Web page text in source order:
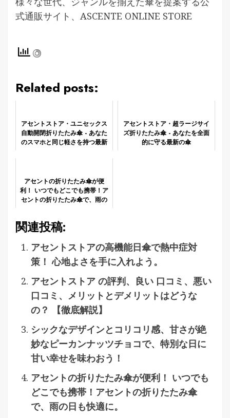
式通販サイト、ASCENTE ONLINE STORE
Related posts:
アセントストア・ユニセックス
自動開閉折りたたみ傘 - あなた
のスマホと同じ軽さを持つ最新
アセントストア・超ラージサイ
ズ折りたたみ傘 - あなたを全面
的に守る最新の傘
アセントの折りたたみ傘が便
利！ いつでもどこでも携帯！ア
セントの折りたたみ傘で、雨の
関連投稿:
アセントストアの高機能日傘で熱中症対
策！ 心地よさを手に入れよう。
アセントストア の評判、良い 口コミ、悪い
口コミ、メリットとデメリットはどうな
の？ 【徹底解説】
シックなデザインとコリコリ感、甘さが絶
妙なピーカンナッツチョコで、特別な日に
甘い幸せを味わおう！
アセントの折りたたみ傘が便利！ いつでも
どこでも携帯！アセントの折りたたみ傘
で、雨の日も快適に。